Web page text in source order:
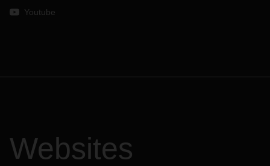
Youtube
Websites